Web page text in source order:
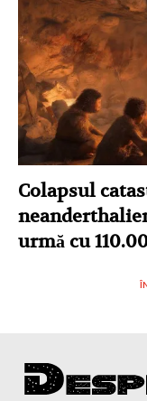
Colapsul
urmă cu